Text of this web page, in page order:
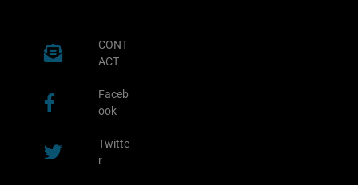
CONT
ACT
Faceb
ook
Twitte
r